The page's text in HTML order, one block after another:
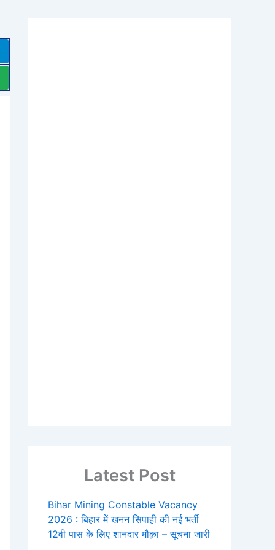
Latest Post
Bihar Mining Constable Vacancy
2026 : बिहार में खनन सिपाही की नई भर्ती
12वी पास के लिए शानदार मौक़ा – सूचना जारी